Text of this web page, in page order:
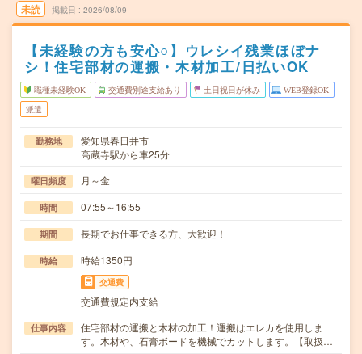
未読 掲載日 2026/08/09
【未経験の方も安心○】ウレシイ残業ほぼナ
シ！住宅部材の運搬・木材加工/日払いOK
職種未経験OK 交通費別途支給あり 土日祝日が休み WEB登録OK
派遣
勤務地
愛知県春日井市
高蔵寺駅から車25分
曜日頻度 月～金
時間 07:55～16:55
期間 長期でお仕事できる方、大歓迎！
時給 時給1350円
交通費
交通費規定内支給
仕事内容
住宅部材の運搬と木材の加工！運搬はエレカを使用しま
す。木材や、石膏ボードを機械でカットします。【取扱…